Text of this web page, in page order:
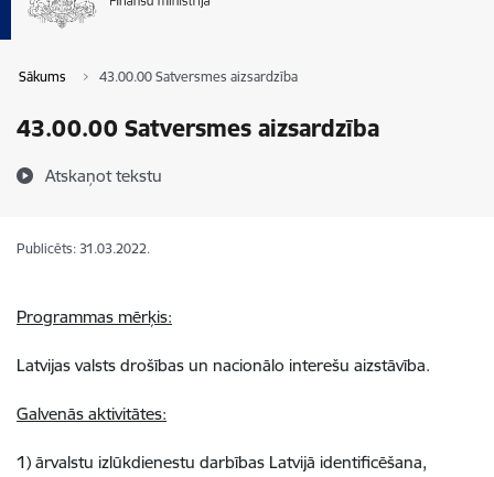
Sākums 43.00.00 Satversmes aizsardzība
43.00.00 Satversmes aizsardzība
Atskaņot tekstu
Publicēts: 31.03.2022.
Programmas mērķis:
Latvijas valsts drošības un nacionālo interešu aizstāvība.
Galvenās aktivitātes:
1) ārvalstu izlūkdienestu darbības Latvijā identificēšana,